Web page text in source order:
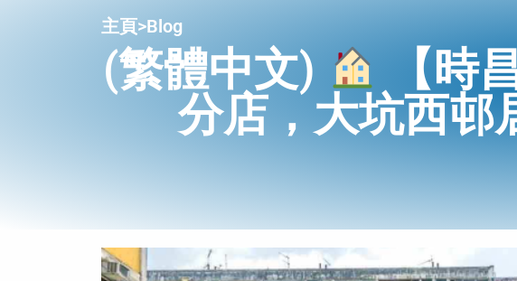
主頁>Blog
(繁體中文)
【時
分店，大坑西邨